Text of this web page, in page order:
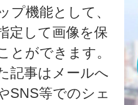
プ機能として、
定して画像を保
とができます。
記事はメールへ
SNS等でのシェ